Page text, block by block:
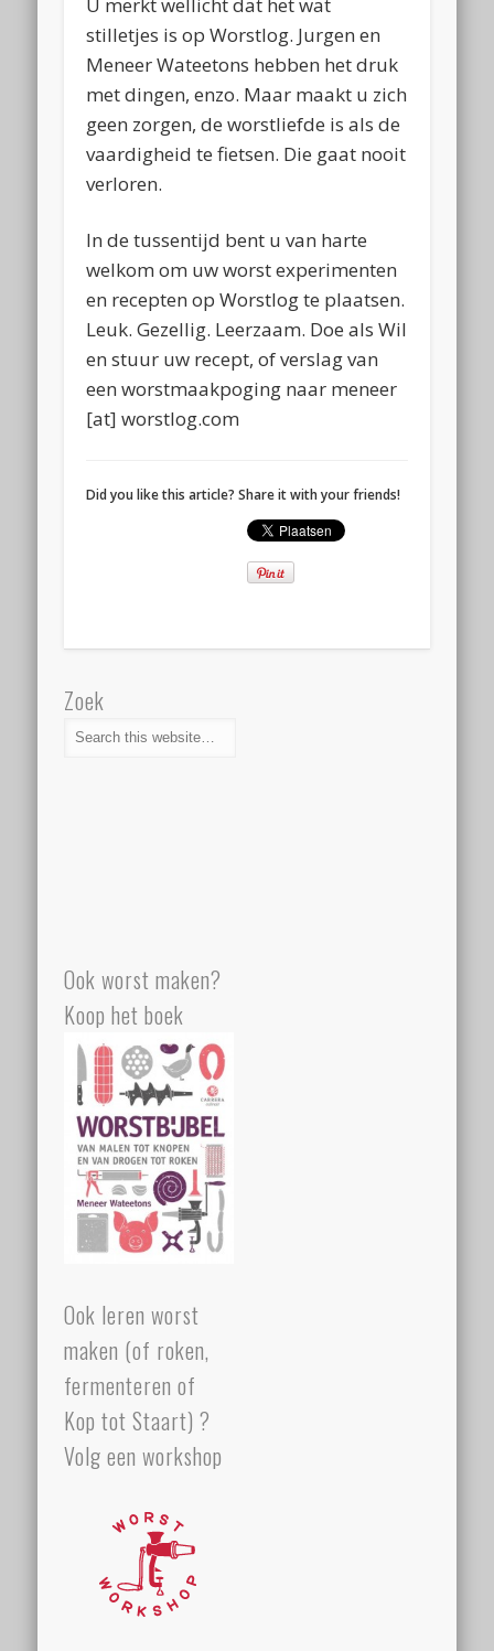
stilletjes is op Worstlog. Jurgen en
Meneer Wateetons hebben het druk
met dingen, enzo. Maar maakt u zich
geen zorgen, de worstliefde is als de
vaardigheid te fietsen. Die gaat nooit
verloren.
In de tussentijd bent u van harte
welkom om uw worst experimenten
en recepten op Worstlog te plaatsen.
Leuk. Gezellig. Leerzaam. Doe als Wil
en stuur uw recept, of verslag van
een worstmaakpoging naar meneer
[at] worstlog.com
Did you like this article? Share it with your friends!
Zoek
Ook worst maken?
Koop het boek
Ook leren worst
maken (of roken,
fermenteren of
Kop tot Staart) ?
Volg een workshop